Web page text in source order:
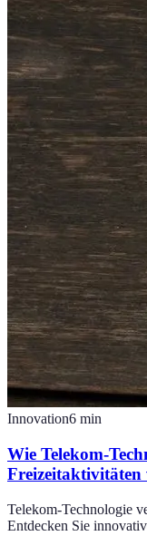
Innovation6 min
Wie Telekom-
Freizeitaktivitäten
Telekom-Technologie
Entdecken Sie